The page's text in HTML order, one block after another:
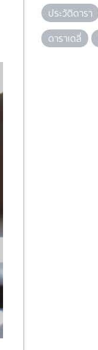
ประวัติดารา
ดาราเดลี่